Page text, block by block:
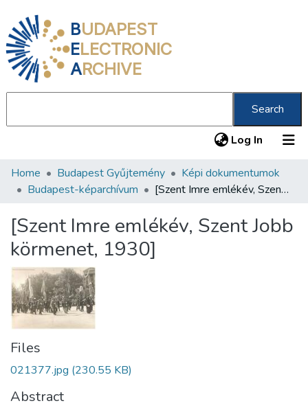
BUDAPEST
ELECTRONIC
ARCHIVE
Search
Log In (current)
Communities & Collections
Statistics
About us
Home Budapest Gyűjtemény
Képi dokumentumok
Budapest-képarchívum
[Szent Imre emlékév, Szent Jobb körmenet, 1930]
[Szent Imre emlékév, Szent Jobb
körmenet, 1930]
Files
021377.jpg (230.55 KB)
Abstract